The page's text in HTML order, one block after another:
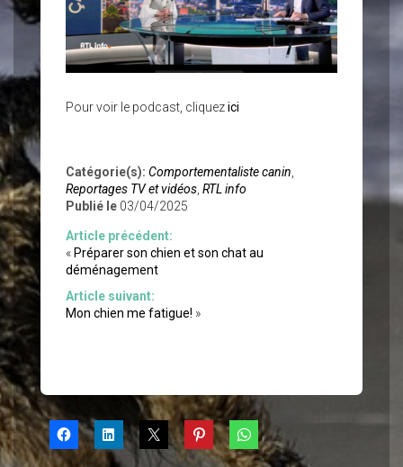
Pour voir le podcast, cliquezici
Catégorie(s): Comportementaliste canin
Reportages TV et vidéos RTL info
Publié le 03/04/2025
Article précédent:
« Préparer son chien et son chat au
déménagement
Article suivant:
Mon chien me fatigue! »